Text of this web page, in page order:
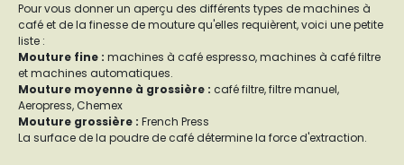
Pour vous donner un aperçu des différents types de machines à
café et de la finesse de mouture qu'elles requièrent, voici une petite
liste :
Mouture fine : machines à café espresso, machines à café filtre
et machines automatiques.
Mouture moyenne à grossière : café filtre, filtre manuel,
Aeropress, Chemex
Mouture grossière : French Press
La surface de la poudre de café détermine la force d'extraction.